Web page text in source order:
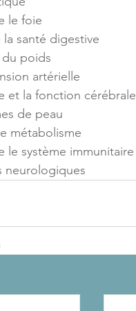
le foie
la santé digestive
du poids
artérielle
et la fonction cérébrale
de peau
métabolisme
le système immunitaire
neurologiques